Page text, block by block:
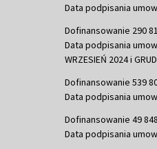
Data podpisania
Dofinansowanie 290
Data podpisania
WRZESIEŃ 2024 i
Dofinansowanie 539
Data podpisania
Dofinansowanie 49
Data podpisania